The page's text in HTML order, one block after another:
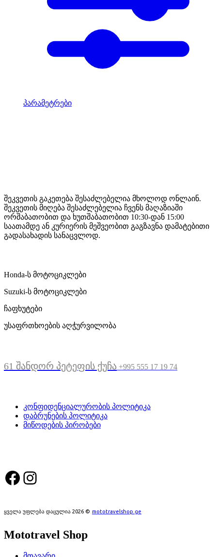
პარამეტრები
შეკვეთის გაკეთება შესაძლებელია მხოლოდ ონლაინ.
შეკვეთის მიღება შესაძლებელია ჩვენს მაღაზიაში
ორშაბათობით და ხუთშაბათობით 10:30-დან 15:00
საათამდე ან კურიერის მეშვეობით გაგზავნა დამატებითი
გადასახადის სანაცვლოდ.
Honda-ს მოტოციკლები
Suzuki-ს მოტოციკლები
ჩაფხუტები
უსაფრთხოების აღჭურვილობა
61 შანდორ პეტეფის ქუჩა +995 555 17 19 74
კონფიდენციალურობის პოლიტიკა
დაბრუნების პოლიტიკა
მიწოდების პირობები
Facebook
Instagram
ყველა უფლება დაცულია 2026 © mototravelshop.ge
Mototravel Shop